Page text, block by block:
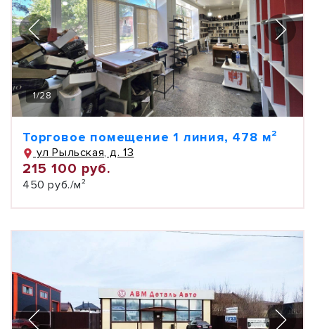
1/28
Торговое помещение 1 линия, 478 м²
ул Рыльская, д. 13
215 100 руб.
450 руб./м²